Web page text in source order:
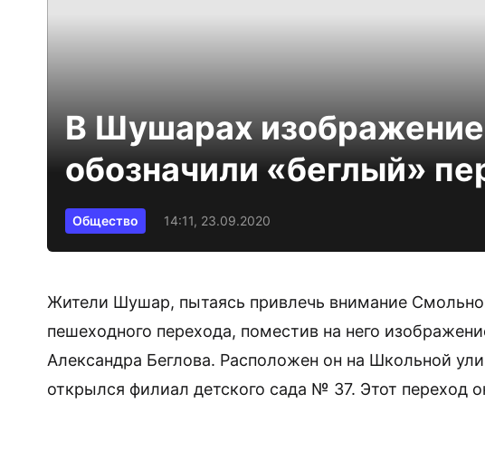
В Шушарах
обозначили «беглый»
Общество 14:11, 23.09.2020
Жители Шушар, пытаясь привлечь внимание
пешеходного перехода, поместив на него
Александра Беглова. Расположен он на Школьной
открылся филиал детского сада № 37. Этот переход